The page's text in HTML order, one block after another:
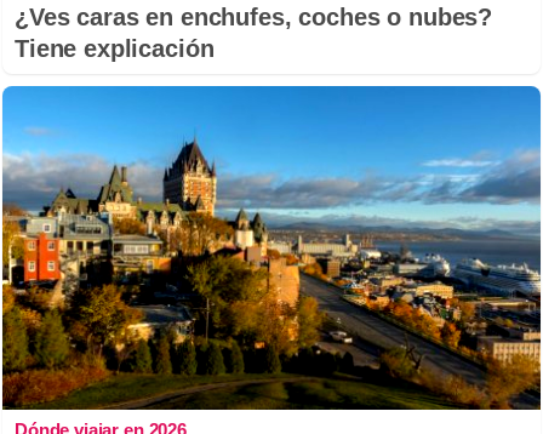
¿Ves caras en enchufes, coches o nubes?
Tiene explicación
Dónde viajar en 2026